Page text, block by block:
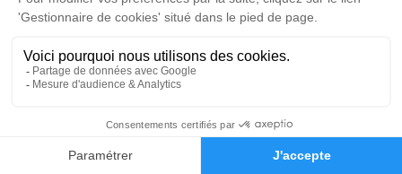
Faire-part Hommages
Cérémonie religieuse
mercredi 17 septembre 2025 à 10h30
Crématorium de Lafox
47240 Lafox